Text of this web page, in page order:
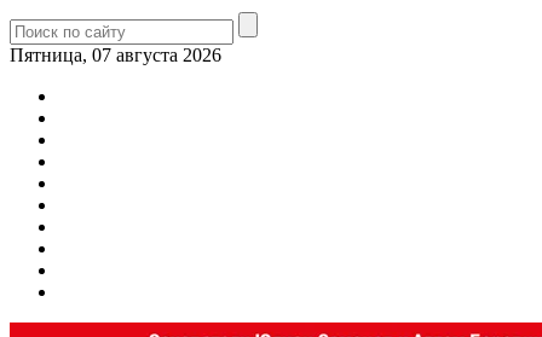
Пятница, 07 августа 2026